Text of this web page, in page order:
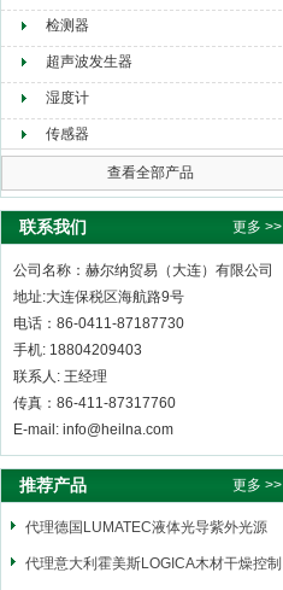
检测器
超声波发生器
湿度计
传感器
查看全部产品
联系我们 更多 >>
公司名称：赫尔纳贸易（大连）有限公司
地址:大连保税区海航路9号
电话：86-0411-87187730
手机: 18804209403
联系人: 王经理
传真：86-411-87317760
E-mail: info@heilna.com
推荐产品 更多 >>
代理德国LUMATEC液体光导紫外光源
代理意大利霍美斯LOGICA木材干燥控制